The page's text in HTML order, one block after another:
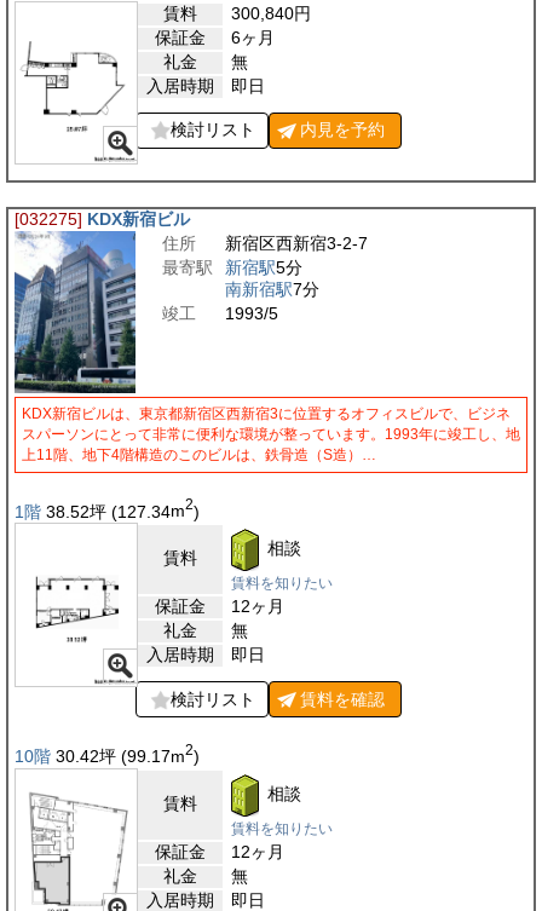
賃料
300,840円
保証金
6ヶ月
礼金
無
入居時期
即日
検討リスト 内見を予約
[032275] KDX新宿ビル
住所
新宿区西新宿3-2-7
最寄駅
新宿駅5分
南新宿駅7分
竣工
1993/5
KDX新宿ビルは、東京都新宿区西新宿3に位置するオフィスビルで、ビジネ
スパーソンにとって非常に便利な環境が整っています。1993年に竣工し、地
上11階、地下4階構造のこのビルは、鉄骨造（S造）…
1階 38.52坪 (127.34m2)
賃料 相談
賃料を知りたい
保証金
12ヶ月
礼金
無
入居時期
即日
検討リスト 賃料を確認
10階 30.42坪 (99.17m2)
賃料 相談
賃料を知りたい
保証金
12ヶ月
礼金
無
入居時期
即日